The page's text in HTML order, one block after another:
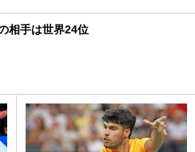
相手は世界24位